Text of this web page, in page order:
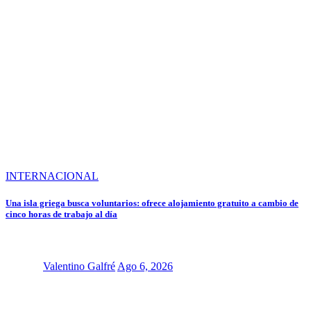
INTERNACIONAL
Una isla griega busca voluntarios: ofrece alojamiento gratuito a cambio de
cinco horas de trabajo al día
Valentino Galfré Ago 6, 2026